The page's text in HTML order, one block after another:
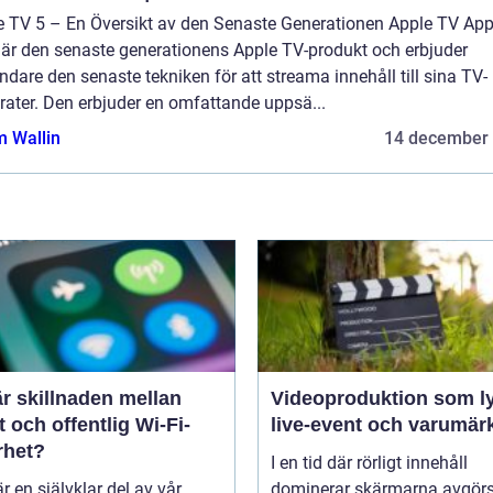
TV 5 – En Översikt av den Senaste Generationen Apple TV
den senaste generationens Apple TV-produkt och erbjuder
den senaste tekniken för att streama innehåll till sina TV-
Den erbjuder en omfattande uppsä...
Wallin
14 december
skillnaden mellan
och offentlig Wi-Fi-
Videoproduktion som
live-event och
I en tid där rörligt innehåll